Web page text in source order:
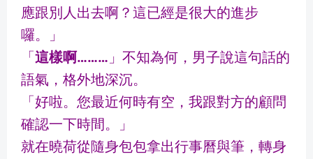
應跟別人出去啊？這已經是很大的進步
囉。」
「這樣啊……… 」不知為何，男子說這句話的
語氣，格外地深沉。
「好啦。您最近何時有空，我跟對方的顧問
確認一下時間。」
就在曉荷從隨身包包拿出行事曆與筆，轉身